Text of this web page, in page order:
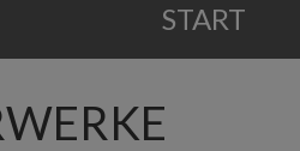
START